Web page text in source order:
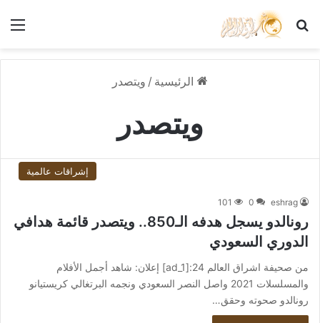
بحث عن
الرئيسية / ويتصدر
ويتصدر
إشراقات عالمية
eshrag
0
101
رونالدو يسجل هدفه الـ850.. ويتصدر قائمة هدافي
الدوري السعودي
من صحيفة اشراق العالم 24:[ad_1] إعلان: شاهد أجمل الأفلام
والمسلسلات 2021 واصل النصر السعودي ونجمه البرتغالي كريستيانو
رونالدو صحوته وحقق…